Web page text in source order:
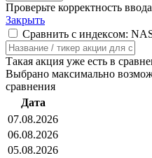
Проверьте корректность
Закрыть
Сравнить с индексом:
Такая акция уже есть в
Выбрано максимально
сравнения
Дата
07.08.2026
06.08.2026
05.08.2026